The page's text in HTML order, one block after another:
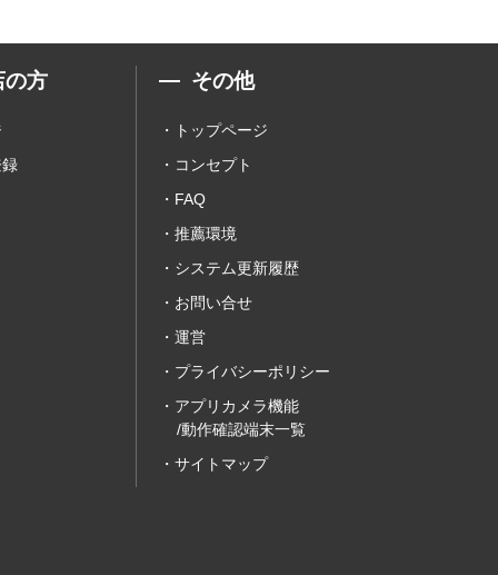
の方 その他
トップページ
コンセプト
FAQ
推薦環境
システム更新履歴
お問い合せ
運営
プライバシーポリシー
アプリカメラ機能
/動作確認端末一覧
サイトマップ